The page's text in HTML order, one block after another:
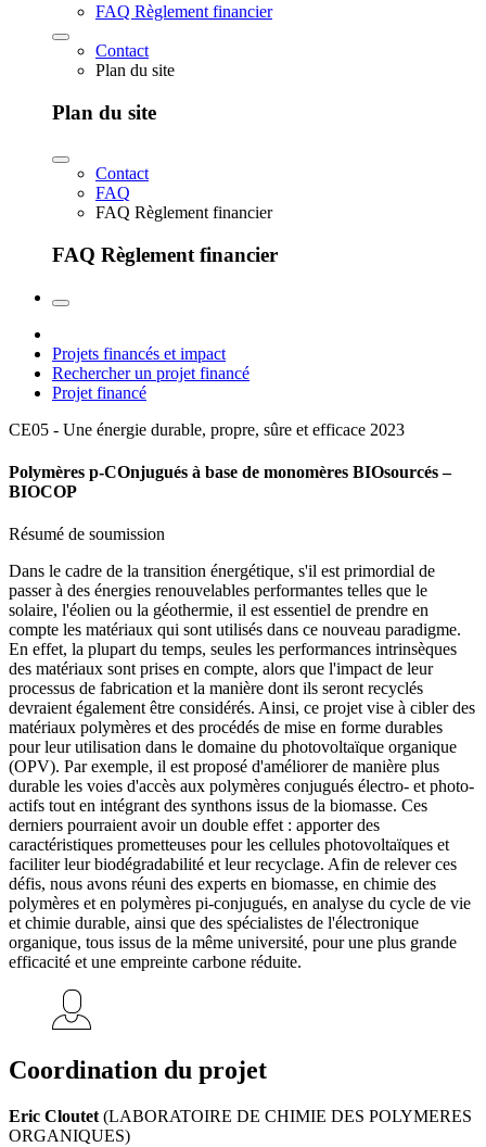
FAQ Règlement financier
Contact
Plan du site
Plan du site
Contact
FAQ
FAQ Règlement financier
FAQ Règlement financier
Projets financés et impact
Rechercher un projet financé
Projet financé
CE05 - Une énergie durable, propre, sûre et efficace 2023
Polymères p-COnjugués à base de monomères BIOsourcés –
BIOCOP
Résumé de soumission
Dans le cadre de la transition énergétique, s'il est primordial de
passer à des énergies renouvelables performantes telles que le
solaire, l'éolien ou la géothermie, il est essentiel de prendre en
compte les matériaux qui sont utilisés dans ce nouveau paradigme.
En effet, la plupart du temps, seules les performances intrinsèques
des matériaux sont prises en compte, alors que l'impact de leur
processus de fabrication et la manière dont ils seront recyclés
devraient également être considérés. Ainsi, ce projet vise à cibler des
matériaux polymères et des procédés de mise en forme durables
pour leur utilisation dans le domaine du photovoltaïque organique
(OPV). Par exemple, il est proposé d'améliorer de manière plus
durable les voies d'accès aux polymères conjugués électro- et photo-
actifs tout en intégrant des synthons issus de la biomasse. Ces
derniers pourraient avoir un double effet : apporter des
caractéristiques prometteuses pour les cellules photovoltaïques et
faciliter leur biodégradabilité et leur recyclage. Afin de relever ces
défis, nous avons réuni des experts en biomasse, en chimie des
polymères et en polymères pi-conjugués, en analyse du cycle de vie
et chimie durable, ainsi que des spécialistes de l'électronique
organique, tous issus de la même université, pour une plus grande
efficacité et une empreinte carbone réduite.
Coordination du projet
Eric Cloutet (LABORATOIRE DE CHIMIE DES POLYMERES
ORGANIQUES)